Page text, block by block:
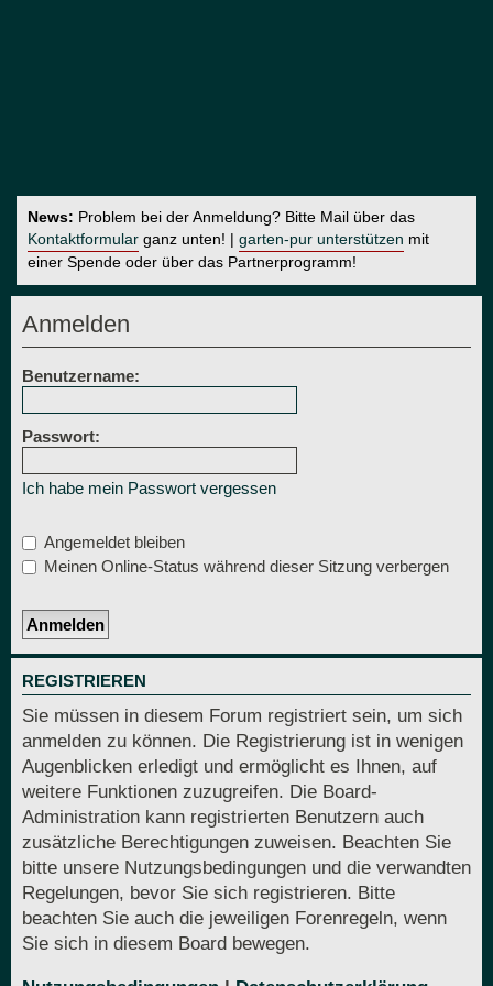
News: Problem bei der Anmeldung? Bitte Mail über das
Kontaktformular ganz unten! | garten-pur unterstützen mit
einer Spende oder über das Partnerprogramm!
Anmelden
Benutzername:
Passwort:
Ich habe mein Passwort vergessen
Angemeldet bleiben
Meinen Online-Status während dieser Sitzung verbergen
REGISTRIEREN
Sie müssen in diesem Forum registriert sein, um sich
anmelden zu können. Die Registrierung ist in wenigen
Augenblicken erledigt und ermöglicht es Ihnen, auf
weitere Funktionen zuzugreifen. Die Board-
Administration kann registrierten Benutzern auch
zusätzliche Berechtigungen zuweisen. Beachten Sie
bitte unsere Nutzungsbedingungen und die verwandten
Regelungen, bevor Sie sich registrieren. Bitte
beachten Sie auch die jeweiligen Forenregeln, wenn
Sie sich in diesem Board bewegen.